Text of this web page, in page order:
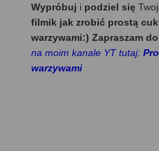
Wypróbuj i podziel się
filmik jak zrobić prostą
warzywami:) Zapraszam
na moim kanale YT tutaj:
warzywami